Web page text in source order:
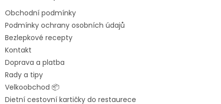
Obchodní podmínky
Podmínky ochrany osobních údajů
Bezlepkové recepty
Kontakt
Doprava a platba
Rady a tipy
Velkoobchod 📦
Dietní cestovní kartičky do restaurece